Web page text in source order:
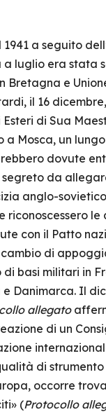
a seguito
a luglio era stata
Bretagna e
il 16
di Sua
Mosca, un
dovute
segreto da
anglo-sovietico:
riconoscessero le
con il Patto
di
di basi militari in
e Danimarca. Il
allegato
di un
di
occorre
(Protocollo